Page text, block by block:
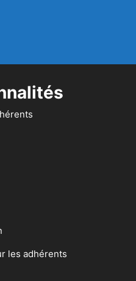
les adhérents